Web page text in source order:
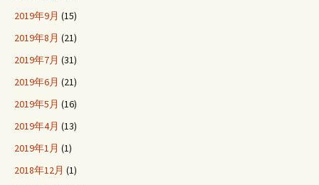
2019年9月 (15)
2019年8月 (21)
2019年7月 (31)
2019年6月 (21)
2019年5月 (16)
2019年4月 (13)
2019年1月 (1)
2018年12月 (1)